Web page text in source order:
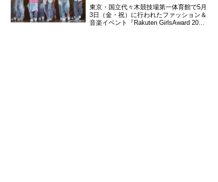
東京・国立代々木競技場第一体育館で5月
3日（金・祝）に行われたファッション＆
音楽イベント『Rakuten GirlsAward 2024